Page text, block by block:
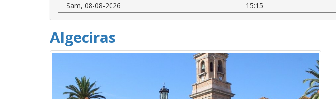
Sam, 08-08-2026
15:15
Algeciras